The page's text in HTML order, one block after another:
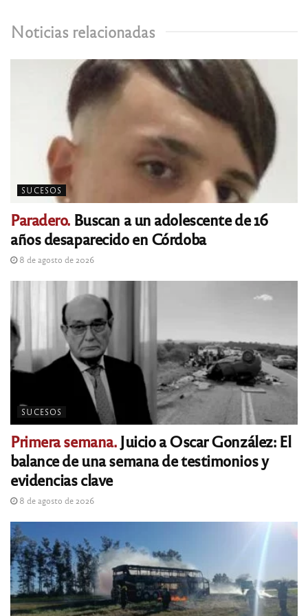
Noticias relacionadas
SUCESOS
Paradero. Buscan a un adolescente de 16
años desaparecido en Córdoba
8 de agosto de 2026
SUCESOS
Primera semana.Juicio a Oscar González: El
balance de una semana de testimonios y
evidencias clave
8 de agosto de 2026